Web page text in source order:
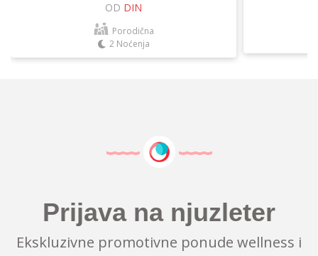
OD DIN
Porodična
2 Noćenja
Prijava na njuzleter
Ekskluzivne promotivne ponude wellness i